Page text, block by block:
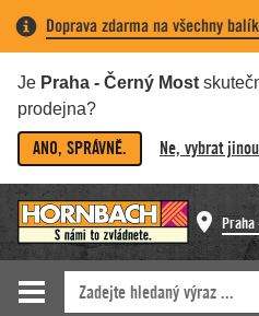
Doprava zdarma na všechny
Je Praha - Černý Most
prodejna?
ANO, SPRÁVNĚ. Ne, vybrat
Praha